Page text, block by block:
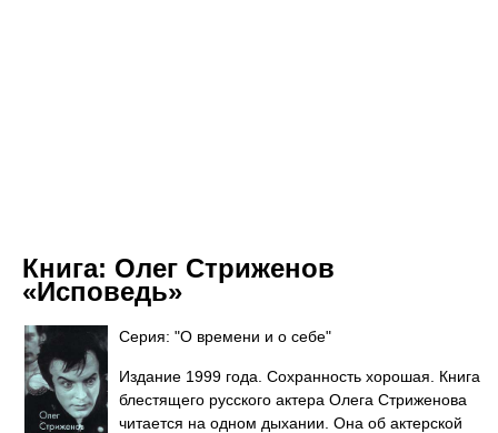
Книга: Олег Стриженов
«Исповедь»
Серия: "О времени и о себе"
Издание 1999 года. Сохранность хорошая. Книга
блестящего русского актера Олега Стриженова
читается на одном дыхании. Она об актерской